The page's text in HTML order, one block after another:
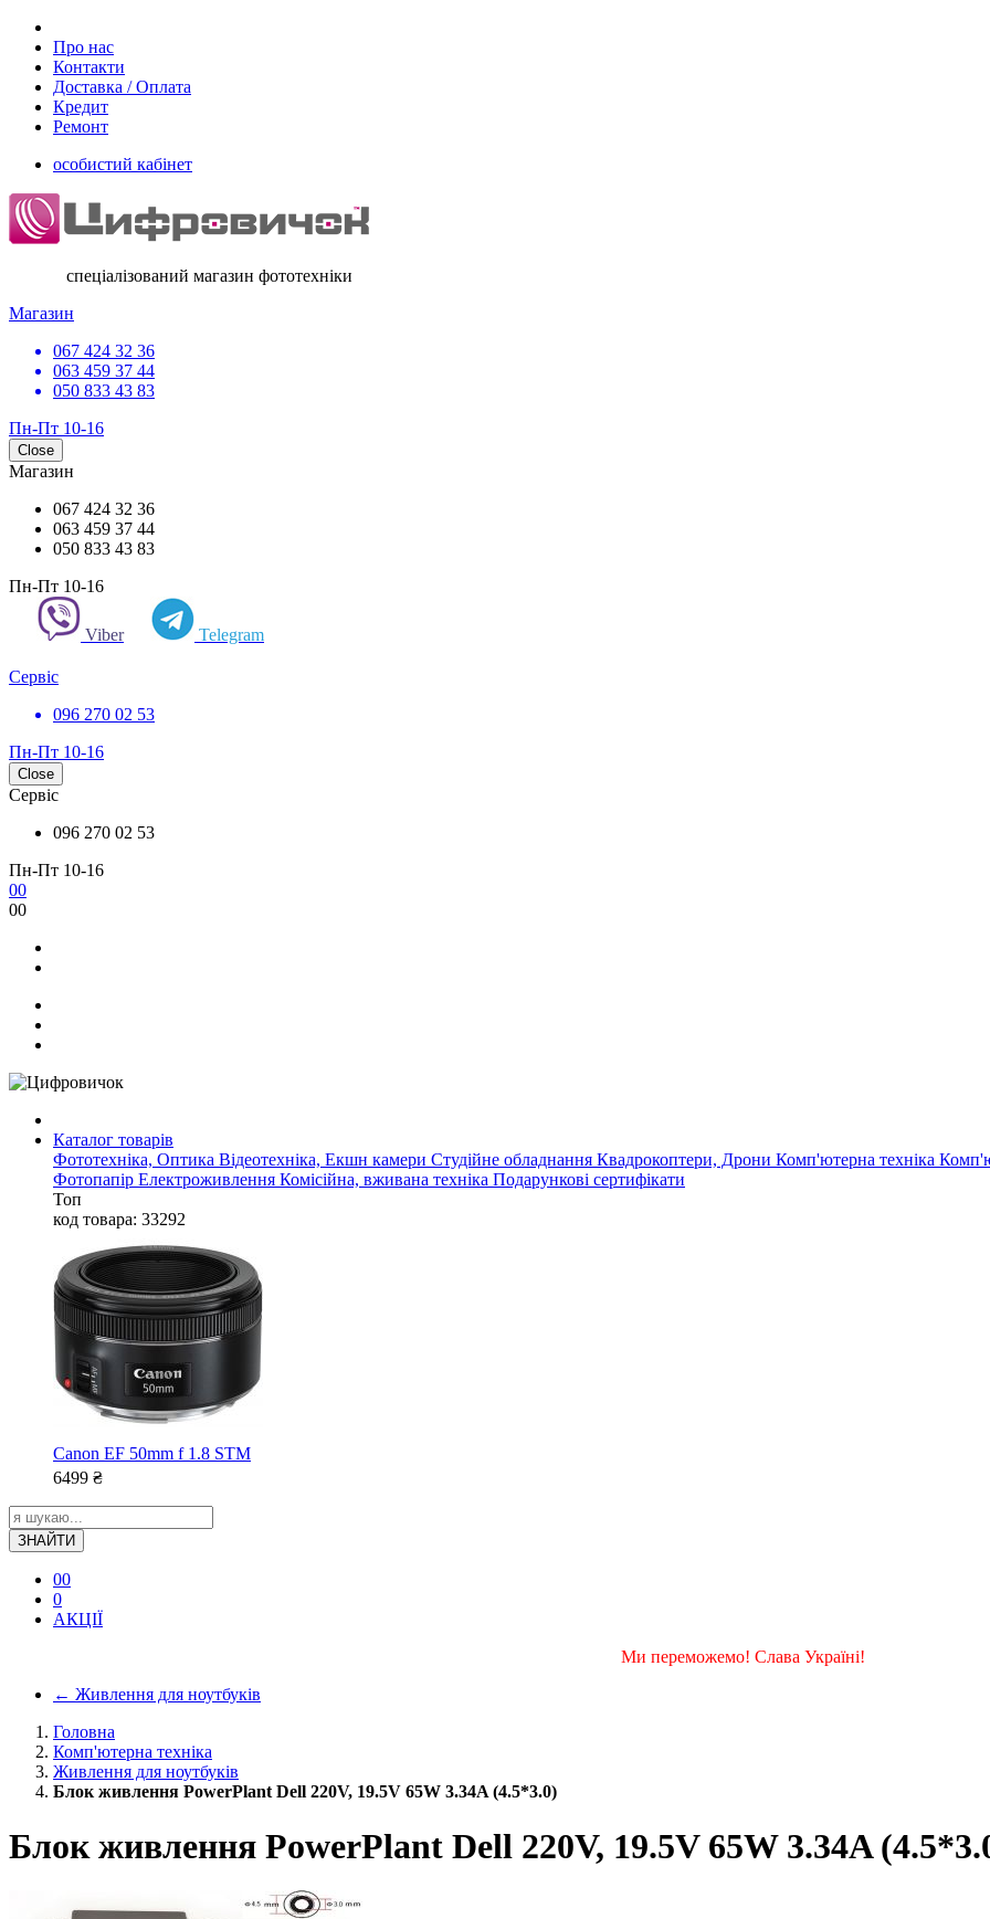
Про нас
Контакти
Доставка / Оплата
Кредит
Ремонт
особистий кабінет
спеціалізований магазин фототехніки
Магазин
067 424 32 36
063 459 37 44
050 833 43 83
Пн-Пт 10-16
Close
Магазин
067 424 32 36
063 459 37 44
050 833 43 83
Пн-Пт 10-16
Viber Telegram
Сервіс
096 270 02 53
Пн-Пт 10-16
Close
Сервіс
096 270 02 53
Пн-Пт 10-16
00
00
Каталог товарів
Фототехніка, Оптика Відеотехніка, Екшн камери Студійне обладнання Квадрокоптери, Дрони Комп'ютерна техніка
Фотопапір Електроживлення Комісійна, вживана техніка Подарункові сертифікати
Топ
код товара: 33292
Canon EF 50mm f 1.8 STM
6499 ₴
ЗНАЙТИ
00
0
АКЦІЇ
Ми переможемо! Слава Україні!
← Живлення для ноутбуків
Головна
Комп'ютерна техніка
Живлення для ноутбуків
Блок живлення PowerPlant Dell 220V, 19.5V 65W 3.34A (4.5*3.0)
Блок живлення PowerPlant Dell 220V, 19.5V 65W 3.34A